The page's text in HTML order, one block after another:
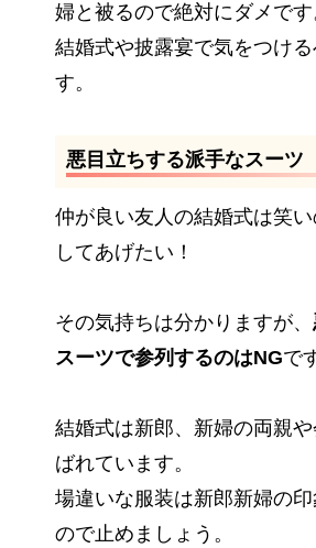
婦と被るので絶対にダメです
結婚式や披露宴で気をつけ
す。
悪目立ちする派手なスーツ
仲が良い友人の結婚式は笑
してあげたい！
その気持ちは分かりますが、
スーツで参列するのはNGで
結婚式は新郎、新婦の両親
ばれています。
場違いな服装は新郎新婦の
ので止めましょう。